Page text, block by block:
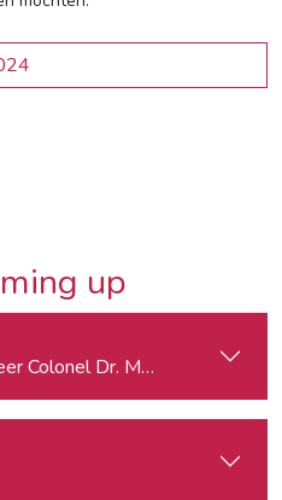
up
Colonel Dr. Markus Reisner